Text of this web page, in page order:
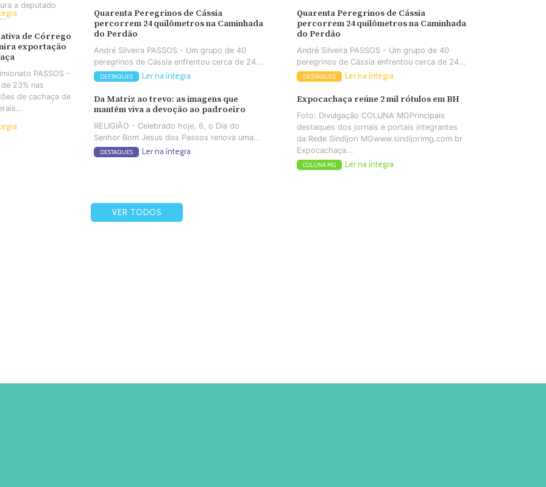
a deputado
de Córrego
exportação
PASSOS -
23% nas
de cachaça de
Quarenta Peregrinos de Cássia
percorrem 24 quilômetros na Caminhada
do Perdão
André Silveira PASSOS - Um grupo de 40
peregrinos de Cássia enfrentou cerca de 24...
DESTAQUES Ler na íntegra
Da Matriz ao trevo: as imagens que
mantêm viva a devoção ao padroeiro
RELIGIÃO - Celebrado hoje, 6, o Dia do
Senhor Bom Jesus dos Passos renova uma...
DESTAQUES Ler na íntegra
Quarenta Peregrinos de Cássia
percorrem 24 quilômetros na Caminhada
do Perdão
André Silveira PASSOS - Um grupo de 40
peregrinos de Cássia enfrentou cerca de 24...
DESTAQUES Ler na íntegra
Expocachaça reúne 2 mil rótulos em BH
Foto: Divulgação COLUNA MGPrincipais
destaques dos jornais e portais integrantes
da Rede Sindijori MGwww.sindijorimg.com.br
Expocachaça...
COLUNA MG Ler na íntegra
VER TODOS